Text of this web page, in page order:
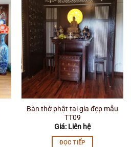
Bàn thờ phật tại gia đẹp mẫu
TT09
Giá: Liên hệ
ĐỌC TIẾP